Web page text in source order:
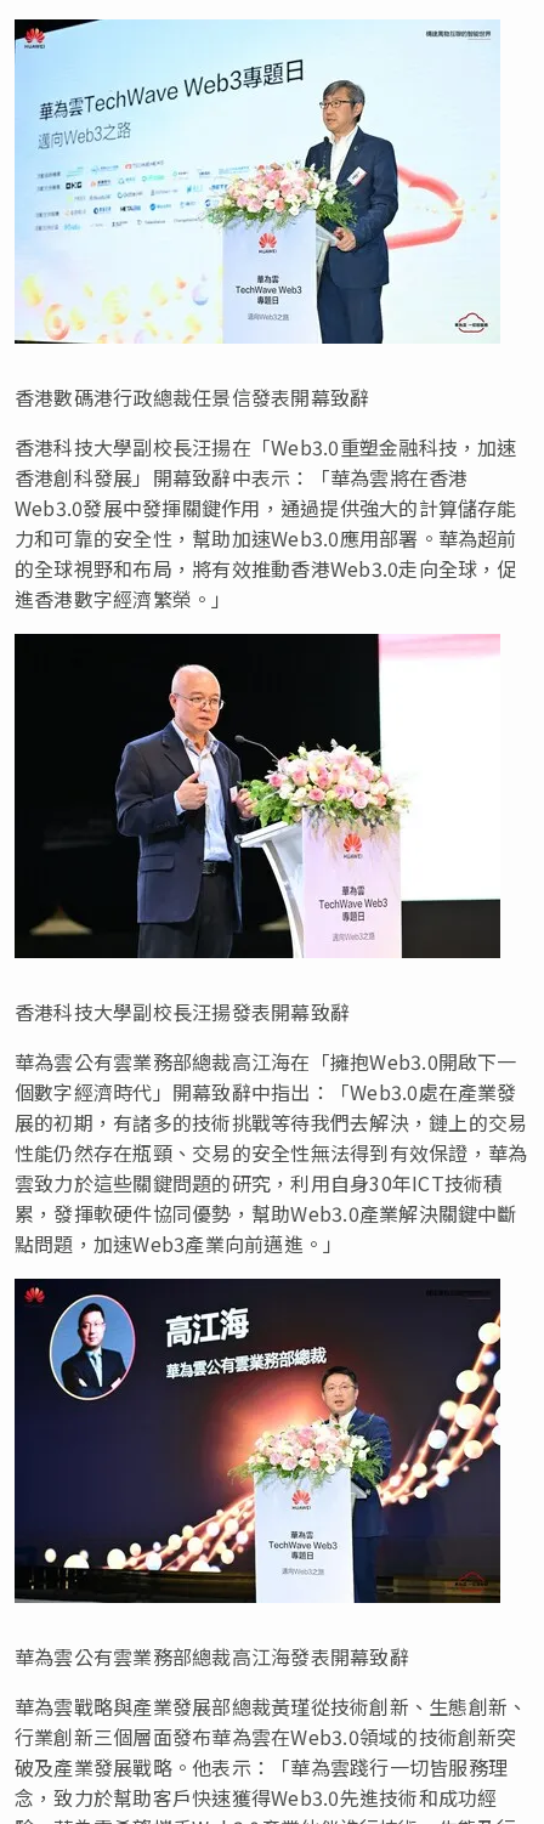
香港數碼港行政總裁任景信發表開幕致辭
香港科技大學副校長汪揚在「Web3.0重塑金融科技，加速
香港創科發展」開幕致辭中表示：「華為雲將在香港
Web3.0發展中發揮關鍵作用，通過提供強大的計算儲存能
力和可靠的安全性，幫助加速Web3.0應用部署。華為超前
的全球視野和布局，將有效推動香港Web3.0走向全球，促
進香港數字經濟繁榮。」
香港科技大學副校長汪揚發表開幕致辭
華為雲公有雲業務部總裁高江海在「擁抱Web3.0開啟下一
個數字經濟時代」開幕致辭中指出：「Web3.0處在產業發
展的初期，有諸多的技術挑戰等待我們去解決，鏈上的交易
性能仍然存在瓶頸、交易的安全性無法得到有效保證，華為
雲致力於這些關鍵問題的研究，利用自身30年ICT技術積
累，發揮軟硬件協同優勢，幫助Web3.0產業解決關鍵中斷
點問題，加速Web3產業向前邁進。」
華為雲公有雲業務部總裁高江海發表開幕致辭
華為雲戰略與產業發展部總裁黃瑾從技術創新、生態創新、
行業創新三個層面發布華為雲在Web3.0領域的技術創新突
破及產業發展戰略。他表示：「華為雲踐行一切皆服務理
念，致力於幫助客戶快速獲得Web3.0先進技術和成功經